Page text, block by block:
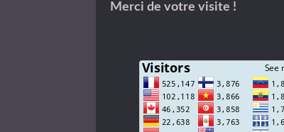
Merci de votre visite !